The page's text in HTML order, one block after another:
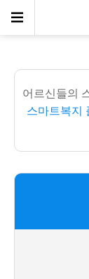
어르신들의
스마트복지